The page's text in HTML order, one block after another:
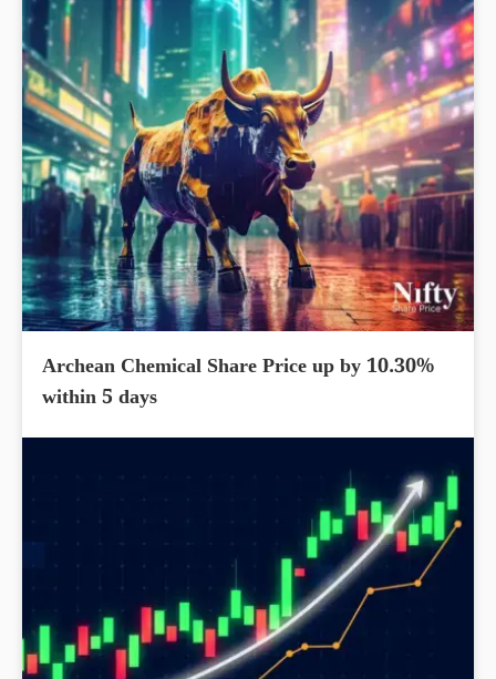
Archean Chemical Share Price up by 10.30%
within 5 days